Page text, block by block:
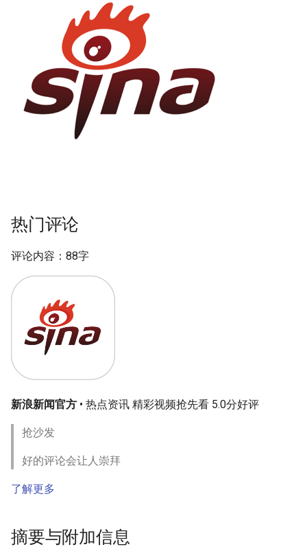
热门评论
评论内容：88字
新浪新闻官方 • 热点资讯 精彩视频抢先看 5.0分好评
抢沙发
好的评论会让人崇拜
了解更多
摘要与附加信息